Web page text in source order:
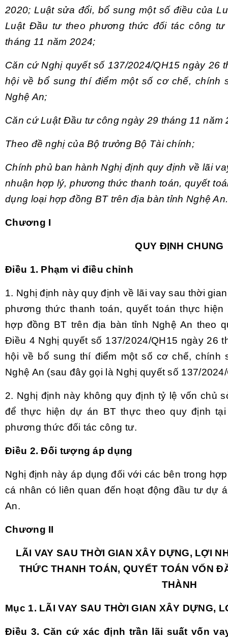
2020; Luật sửa đổi, bổ sung một số điều của
Luật Đầu tư theo phương thức đối tác công
tháng 11 năm 2024;
Căn cứ Nghị quyết số 137/2024/QH15 ngày 26
hội về bổ sung thí điểm một số cơ chế, chính
Nghệ An;
Căn cứ Luật Đầu tư công ngày 29 tháng 11 năm
Theo đề nghị của Bộ trưởng Bộ Tài chính;
Chính phủ ban hành Nghị định quy định về lãi
nhuận hợp lý, phương thức thanh toán, quyết
dụng loại hợp đồng BT trên địa bàn tỉnh Nghệ An.
Chương I
QUY ĐỊNH CHUNG
Điều 1. Phạm vi điều chỉnh
1. Nghị định này quy định về lãi vay sau thời
phương thức thanh toán, quyết toán thực
hợp đồng BT trên địa bàn tỉnh Nghệ An theo
Điều 4 Nghị quyết số 137/2024/QH15 ngày 26
hội về bổ sung thí điểm một số cơ chế, chính
Nghệ An (sau đây gọi là Nghị quyết số 137/
2. Nghị định này không quy định tỷ lệ vốn chủ
để thực hiện dự án BT thực theo quy định
phương thức đối tác công tư.
Điều 2. Đối tượng áp dụng
Nghị định này áp dụng đối với các bên trong
cá nhân có liên quan đến hoạt động đầu tư dự
An.
Chương II
LÃI VAY SAU THỜI GIAN XÂY DỰNG, LỢI
THỨC THANH TOÁN, QUYẾT TOÁN VỐN
THÀNH
Mục 1. LÃI VAY SAU THỜI GIAN XÂY DỰNG,
Điều 3. Căn cứ xác định trần lãi suất vốn